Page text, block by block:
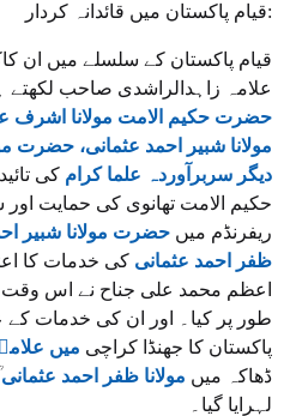
قیام پاکستان میں قائدانہ کردار:
قیام پاکستان کے سلسلے میں ان
علامہ زاہدالراشدی صاحب لکھتے
حضرت حکیم الامت مولانا اشرف
مولانا شبیر احمد عثمانی، حضرت
دیگر سربرآوردہ علما کرام کی
حکیم الامت تھانوی کی حمایت
ریفرنڈم میں حضرت مولانا شبیر
ظفر احمد عثمانی کی خدمات کا
اعظم محمد علی جناح نے اس
طور پر کیا۔ اور ان کی خدمات کے
پاکستان کا جھنڈا کراچی میں
ڈھاکہ میں مولانا ظفر احمد عثمانی
لہرایا گیا۔